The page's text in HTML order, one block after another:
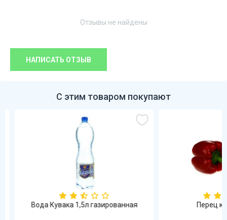
Отзывы не найдены
НАПИСАТЬ ОТЗЫВ
С этим товаром покупают
Вода Кувака 1,5л газированная Перец